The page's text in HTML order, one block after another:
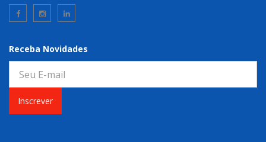
Receba Novidades
Inscrever